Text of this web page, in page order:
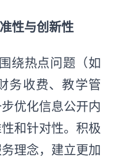
性与创新性
绕热点问题（如
务收费、教学管
优化信息公开内
和针对性。积极
理念，建立更加